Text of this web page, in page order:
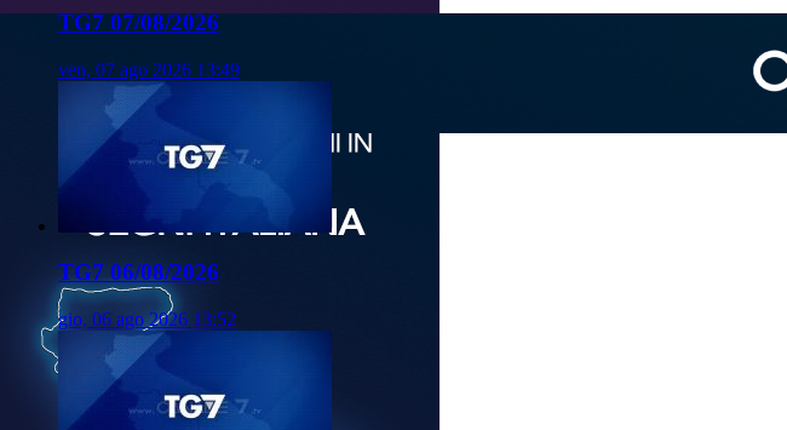
TG7 07/08/2026
ven, 07 ago 2026 13:49
TG7 06/08/2026
gio, 06 ago 2026 13:52